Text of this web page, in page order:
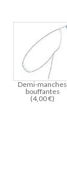
Demi-manches
bouffantes
(4,00€)